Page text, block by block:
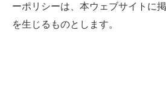
ーポリシーは、本ウェブサイトに
を生じるものとします。